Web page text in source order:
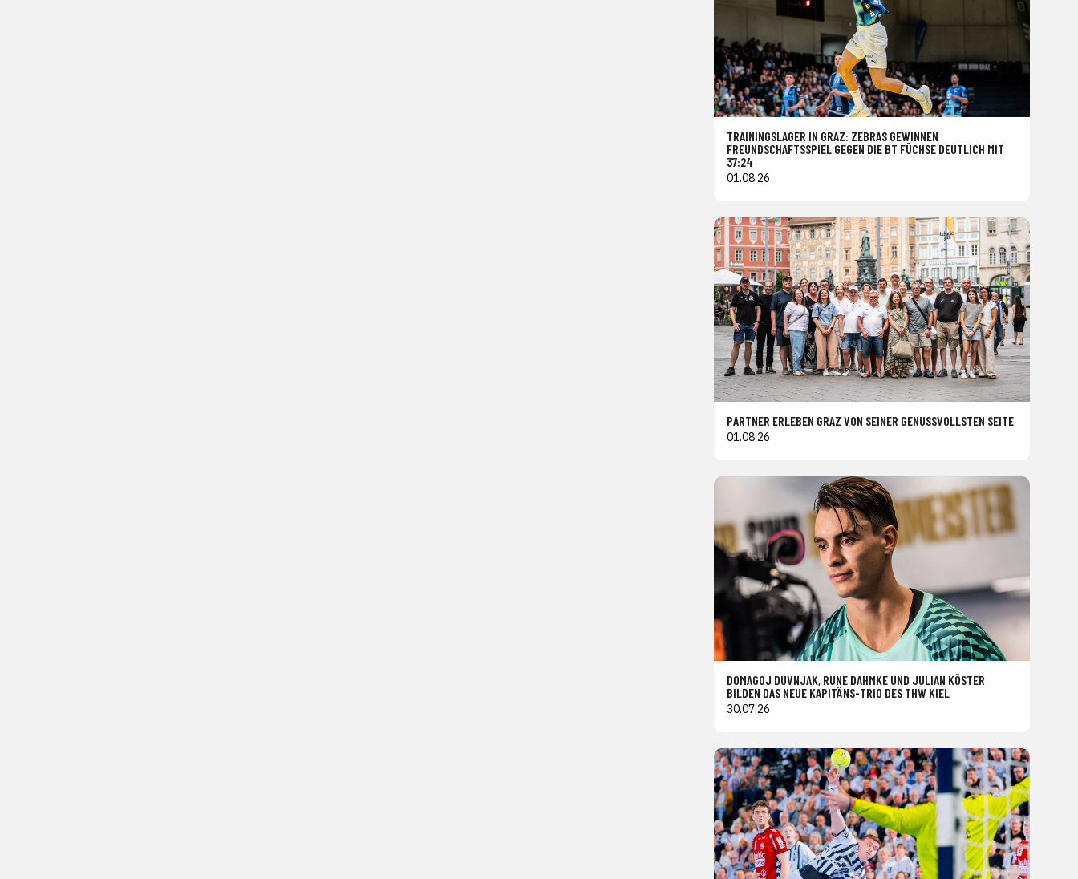
TRAININGSLAGER IN GRAZ: ZEBRAS GEWINNEN
FREUNDSCHAFTSSPIEL GEGEN DIE BT FÜCHSE DEUTLICH MIT
37:24
01.08.26
PARTNER ERLEBEN GRAZ VON SEINER GENUSSVOLLSTEN SEITE
01.08.26
DOMAGOJ DUVNJAK, RUNE DAHMKE UND JULIAN KÖSTER
BILDEN DAS NEUE KAPITÄNS-TRIO DES THW KIEL
30.07.26